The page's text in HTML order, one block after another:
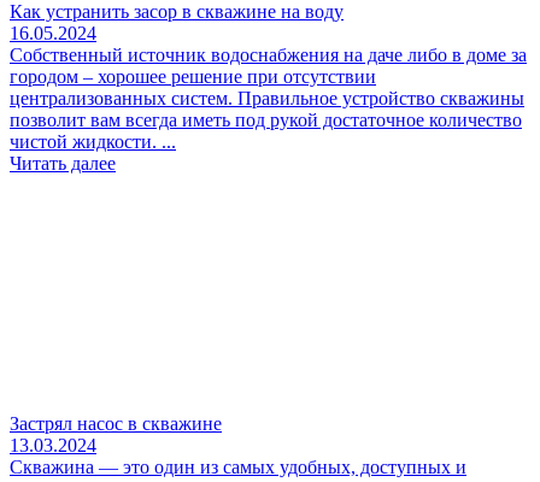
Как устранить засор в скважине на воду
16.05.2024
Собственный источник водоснабжения на даче либо в доме за
городом – хорошее решение при отсутствии
централизованных систем. Правильное устройство скважины
позволит вам всегда иметь под рукой достаточное количество
чистой жидкости. ...
Читать далее
Застрял насос в скважине
13.03.2024
Скважина — это один из самых удобных, доступных и